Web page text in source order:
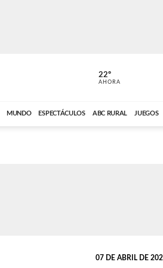
ABC CARDINAL
22º
AHORA
MUNDO ESPECTÁCULOS ABC RURAL JUEGOS
07 DE ABRIL DE